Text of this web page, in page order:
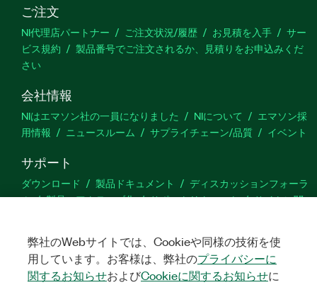
ご注文
NI代理店パートナー ご注文状況/履歴 お見積を入手
サー
ビス規約
製品番号でご注文されるか、見積りをお申込みくだ
さい
会社情報
NIはエマソン社の一員になりました NIについて
エマソン採
用情報
ニュースルーム サプライチェーン/品質 イベント
サポート
ダウンロード 製品ドキュメント
ディスカッションフォーラ
ム
製品のアクティブ化 サポートリクエスト
サイトに関
TwitterYouTube
弊社のWebサイトでは、Cookieや同様の技術を使
用しています。お客様は、弊社のプライバシーに
関するお知らせおよびCookieに関するお知らせに